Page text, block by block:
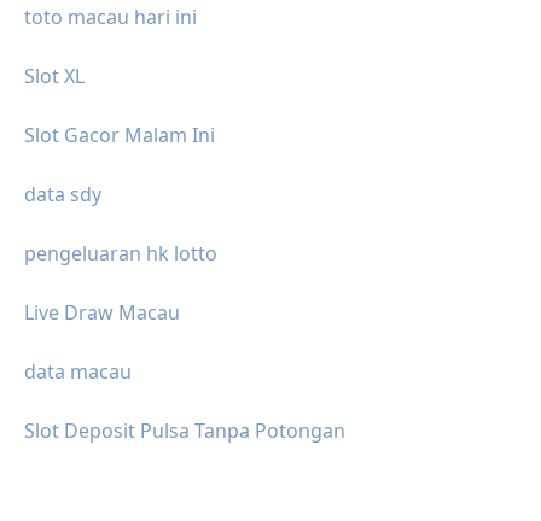
toto macau hari ini
Slot XL
Slot Gacor Malam Ini
data sdy
pengeluaran hk lotto
Live Draw Macau
data macau
Slot Deposit Pulsa Tanpa Potongan